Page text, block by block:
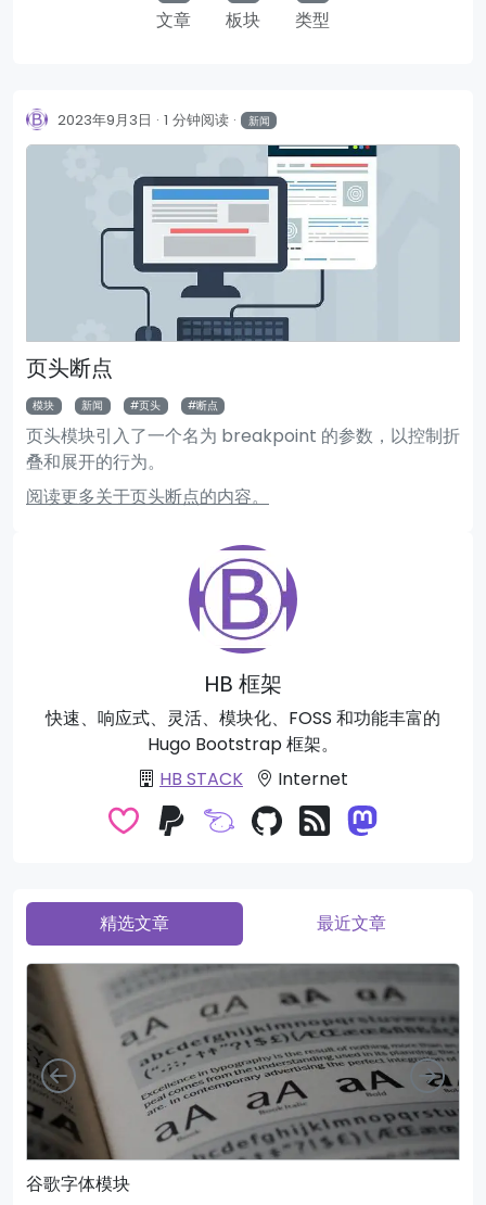
文章
板块
类型
2023年9月3日 1 分钟阅读 新闻
页头断点
模块 新闻 页头 断点
页头模块引入了一个名为 breakpoint 的参数，以控制折
叠和展开的行为。
阅读更多关于页头断点的内容。
HB 框架
快速、响应式、灵活、模块化、FOSS 和功能丰富的
Hugo Bootstrap 框架。
HB STACK
Internet
精选文章 最近文章
谷歌字体模块
向左 向右